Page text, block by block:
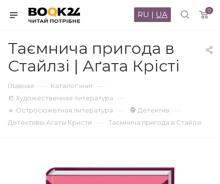
0
RU | UA
Таємнича пригода в
Стайлзі | Аґата Крісті
Главная — Каталог книг —
📒 Художественная литература —
🔸 Остросюжетная литература — 🕵 Детектив —
Детективы Агаты Кристи — Таємнича пригода в Стайлзі